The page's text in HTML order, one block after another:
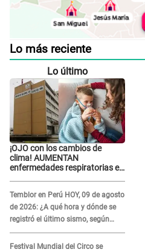
Lo más reciente
Lo último
¡OJO con los cambios de
clima! AUMENTAN
enfermedades respiratorias en
Temblor en Perú HOY, 09 de agosto
de 2026: ¿A qué hora y dónde se
registró el último sismo, según
IGP?
Festival Mundial del Circo se